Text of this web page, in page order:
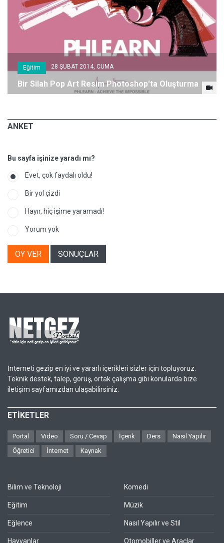
Eğitim 28 ŞUBAT 2014, CUMA
Bir Silah Pop Art Resim Photoshop'ta Oluşturma
ANKET
Bu sayfa işinize yaradı mı?
Evet, çok faydalı oldu!
Bir yol çizdi
Hayır, hiç işime yaramadı!
Yorum yok
OY VER SONUÇLAR
İnterneti gezip en iyi ve yararlı içerikleri sizler için topluyoruz.
Teknik destek, talep, görüş, ortak çalışma gibi konularda bize
iletişim sayfamızdan ulaşabilirsiniz.
ETİKETLER
Portal Video Soru / Cevap İçerik Ders
Nasıl Yapılır
Öğretici
İnternet Kaynak
Bilim ve Teknoloji
Eğitim
Eğlence
Hayvanlar
Komedi
Müzik
Nasıl Yapılır ve Stil
Otomobiller ve Araçlar